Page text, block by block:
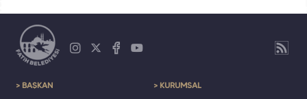
> BAŞKAN > KURUMSAL